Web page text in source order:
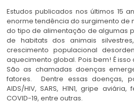
Estudos publicados nos últimos 15
enorme tendência do surgimento de
do tipo de alimentação de algumas
de habitats dos animais
crescimento populacional
aquecimento global. Pois bem! É
São as chamadas doenças
fatores. Dentre essas doenças,
AIDS/HIV, SARS, H1N1, gripe
COVID-19, entre outras.